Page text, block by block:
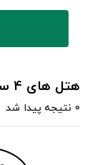
هتل های 4 ستاره سنندج
0 نتیجه پیدا شد